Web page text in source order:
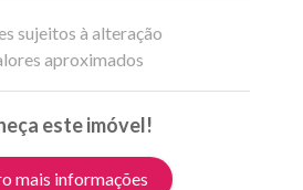
sujeitos à alteração
aproximados
este imóvel!
mais informações